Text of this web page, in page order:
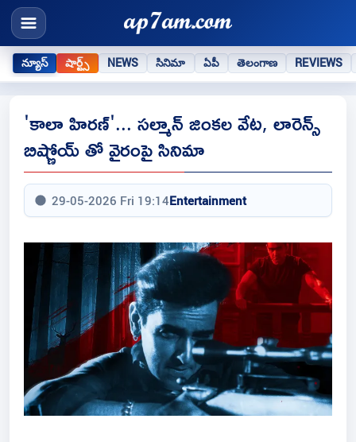
న్యూస్ షార్ట్స్ NEWS సినిమా ఏపీ తెలంగాణ REVIEWS
'కాలా హిరణ్'... సల్మాన్ జింకల వేట, లారెన్స్
బిష్ణోయ్ తో వైరంపై సినిమా
29-05-2026 Fri 19:14Entertainment